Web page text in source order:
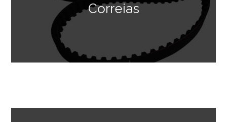
Correias